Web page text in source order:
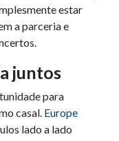
estar
a parceria e
juntos
para
casal. Europe
lado a lado